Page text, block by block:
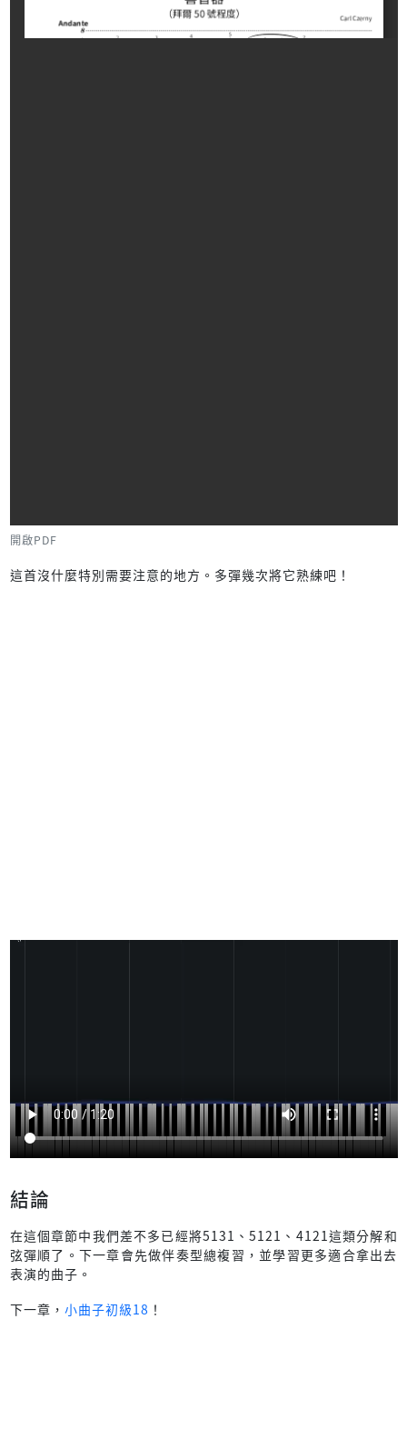
開啟PDF
這首沒什麼特別需要注意的地方。多彈幾次將它熟練吧！
結論
在這個章節中我們差不多已經將5131、5121、4121這類分解和
弦彈順了。下一章會先做伴奏型總複習，並學習更多適合拿出去
表演的曲子。
下一章， 小曲子初級18 ！